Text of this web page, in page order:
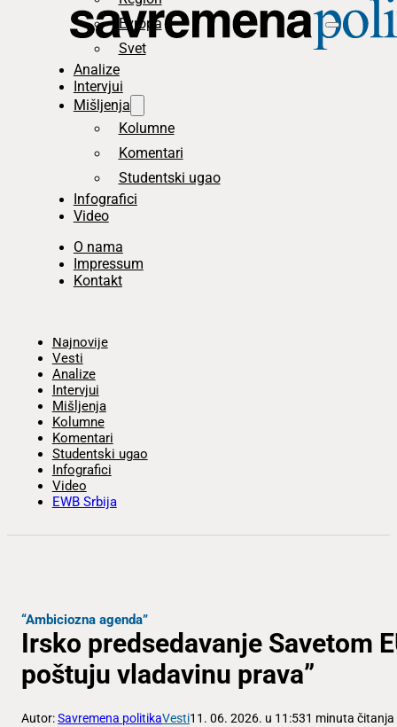
Evropa
Svet
Analize
Intervjui
Mišljenja
Kolumne
Komentari
Studentski ugao
Infografici
Video
O nama
Impressum
Kontakt
Najnovije
Vesti
Analize
Intervjui
Mišljenja
Kolumne
Komentari
Studentski ugao
Infografici
Video
EWB Srbija
“Ambiciozna agenda”
Irsko predsedavanje Savetom
poštuju vladavinu prava”
Autor:Savremena politikaVesti11. 06. 2026. u 11:531 minuta čitanja